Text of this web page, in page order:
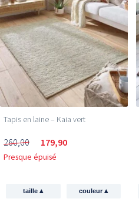
Tapis en laine – Kaia vert
260,00 179,90
Presque épuisé
taille▴ couleur▴